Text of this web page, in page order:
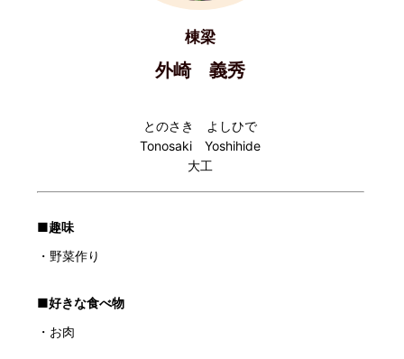
棟梁
外崎 義秀
とのさき よしひで
Tonosaki Yoshihide
大工
■趣味
・野菜作り
■好きな食べ物
・お肉